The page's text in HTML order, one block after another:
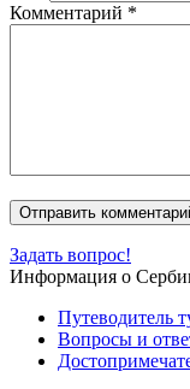
Комментарий *
Задать вопрос!
Информация о
Путеводитель
Вопросы и